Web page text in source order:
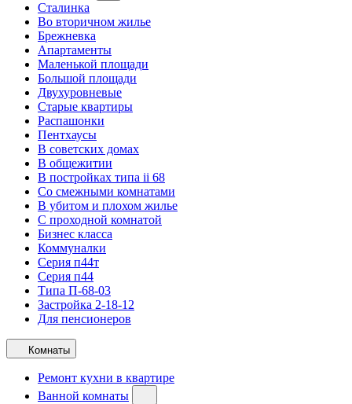
Сталинка
Во вторичном жилье
Брежневка
Апартаменты
Маленькой площади
Большой площади
Двухуровневые
Старые квартиры
Распашонки
Пентхаусы
В советских домах
В общежитии
В постройках типа ii 68
Со смежными комнатами
В убитом и плохом жилье
С проходной комнатой
Бизнес класса
Коммуналки
Серия п44т
Серия п44
Типа П-68-03
Застройка 2-18-12
Для пенсионеров
Комнаты
Ремонт кухни в квартире
Ванной комнаты